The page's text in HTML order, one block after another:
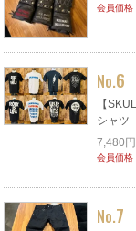
会員価格
No.6
【
シャツ
7,480円
会員価格
No.7